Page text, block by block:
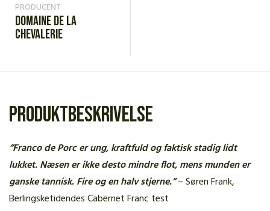
PRODUCENT
Domaine de la
Chevalerie
Produktbeskrivelse
“Franco de Porc er ung, kraftfuld og faktisk stadig lidt
lukket. Næsen er ikke desto mindre flot, mens munden er
ganske tannisk. Fire og en halv stjerne.”– Søren Frank,
Berlingsketidendes Cabernet Franc test